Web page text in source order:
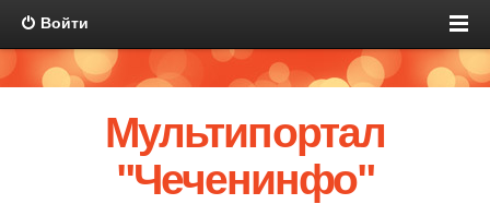
Войти
Мультипортал
"Чеченинфо"